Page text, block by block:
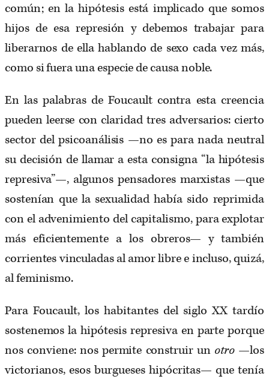
común; en la hipótesis está implicado que somos
hijos de esa represión y debemos trabajar para
liberarnos de ella hablando de sexo cada vez más,
como si fuera una especie de causa noble.
En las palabras de Foucault contra esta creencia
pueden leerse con claridad tres adversarios: cierto
sector del psicoanálisis —no es para nada neutral
su decisión de llamar a esta consigna “la hipótesis
represiva”—, algunos pensadores marxistas —que
sostenían que la sexualidad había sido reprimida
con el advenimiento del capitalismo, para explotar
más eficientemente a los obreros— y también
corrientes vinculadas al amor libre e incluso, quizá,
al feminismo.
Para Foucault, los habitantes del siglo XX tardío
sostenemos la hipótesis represiva en parte porque
nos conviene: nos permite construir unotro —los
victorianos, esos burgueses hipócritas— que tenía